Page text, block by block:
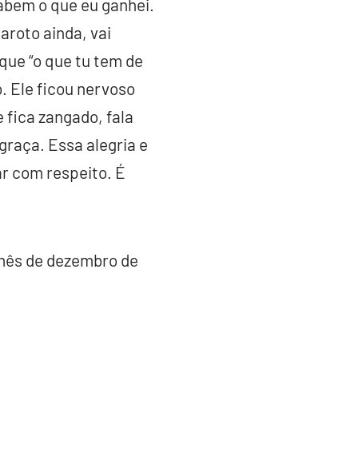
o que eu ganhei.
ainda, vai
“o que tu tem de
Ele ficou nervoso
fica zangado, fala
Essa alegria e
com respeito. É
de dezembro de